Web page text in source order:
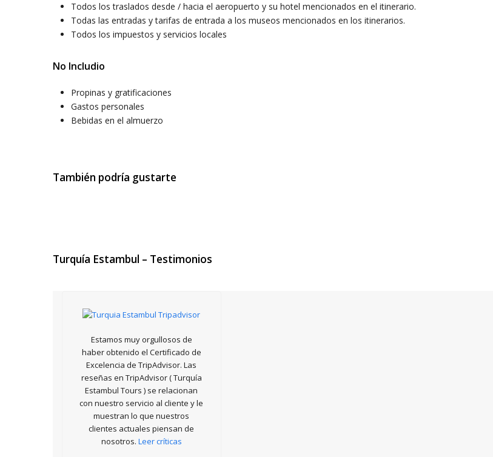
Todos los traslados desde / hacia el aeropuerto y su hotel mencionados en el itinerario.
Todas las entradas y tarifas de entrada a los museos mencionados en los itinerarios.
Todos los impuestos y servicios locales
No Includio
Propinas y gratificaciones
Gastos personales
Bebidas en el almuerzo
También podría gustarte
Turquía Estambul – Testimonios
Estamos muy orgullosos de
haber obtenido el Certificado de
Excelencia de TripAdvisor. Las
reseñas en TripAdvisor ( Turquía
Estambul Tours ) se relacionan
con nuestro servicio al cliente y le
muestran lo que nuestros
clientes actuales piensan de
nosotros. Leer críticas